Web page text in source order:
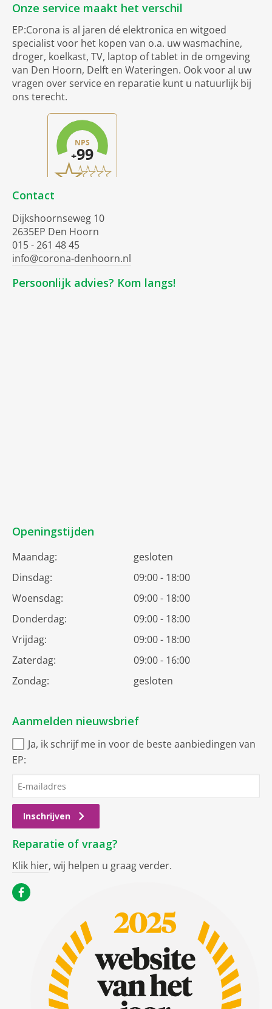
Onze service maakt het verschil
EP:Corona is al jaren dé elektronica en witgoed
specialist voor het kopen van o.a. uw wasmachine,
droger, koelkast, TV, laptop of tablet in de omgeving
van Den Hoorn, Delft en Wateringen. Ook voor al uw
vragen over service en reparatie kunt u natuurlijk bij
ons terecht.
Contact
Dijkshoornseweg 10
2635EP Den Hoorn
015 - 261 48 45
info@corona-denhoorn.nl
Persoonlijk advies? Kom langs!
Openingstijden
Maandag:
gesloten
Dinsdag:
09:00 - 18:00
Woensdag:
09:00 - 18:00
Donderdag:
09:00 - 18:00
Vrijdag:
09:00 - 18:00
Zaterdag:
09:00 - 16:00
Zondag:
gesloten
Aanmelden nieuwsbrief
Ja, ik schrijf me in voor de beste aanbiedingen van
EP:
Inschrijven
Reparatie of vraag?
Klik hier, wij helpen u graag verder.